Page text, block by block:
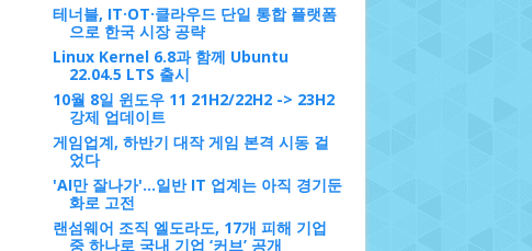
테너블, IT·OT·클라우드 단일 통합 플랫폼
으로 한국 시장 공략
Linux Kernel 6.8과 함께 Ubuntu
22.04.5 LTS 출시
10월 8일 윈도우 11 21H2/22H2 -> 23H2
강제 업데이트
게임업계, 하반기 대작 게임 본격 시동 걸
었다
'AI만 잘나가'…일반 IT 업계는 아직 경기둔
화로 고전
랜섬웨어 조직 엘도라도, 17개 피해 기업
중 하나로 국내 기업 ‘커브’ 공개